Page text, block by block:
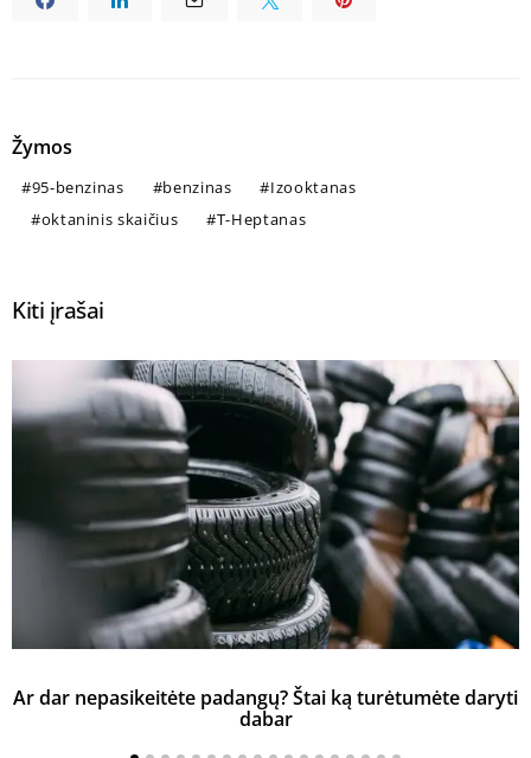
Žymos
95-benzinas benzinas
Izooktanas
oktaninis skaičius
T-Heptanas
Kiti įrašai
Ar dar nepasikeitėte padangų? Štai ką turėtumėte daryti
dabar